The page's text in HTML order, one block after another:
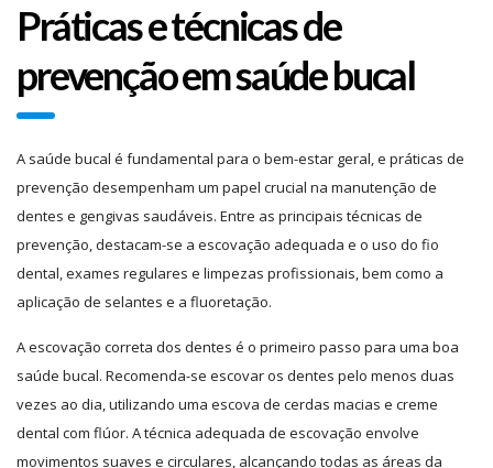
Práticas e técnicas de
prevenção em saúde bucal
A saúde bucal é fundamental para o bem-estar geral, e práticas de
prevenção desempenham um papel crucial na manutenção de
dentes e gengivas saudáveis. Entre as principais técnicas de
prevenção, destacam-se a escovação adequada e o uso do fio
dental, exames regulares e limpezas profissionais, bem como a
aplicação de selantes e a fluoretação.
A escovação correta dos dentes é o primeiro passo para uma boa
saúde bucal. Recomenda-se escovar os dentes pelo menos duas
vezes ao dia, utilizando uma escova de cerdas macias e creme
dental com flúor. A técnica adequada de escovação envolve
movimentos suaves e circulares, alcançando todas as áreas da